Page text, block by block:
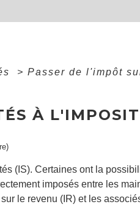
> Passer de l'impôt
À
(IS). Certaines ont la
imposés entre les
le revenu (IR) et les